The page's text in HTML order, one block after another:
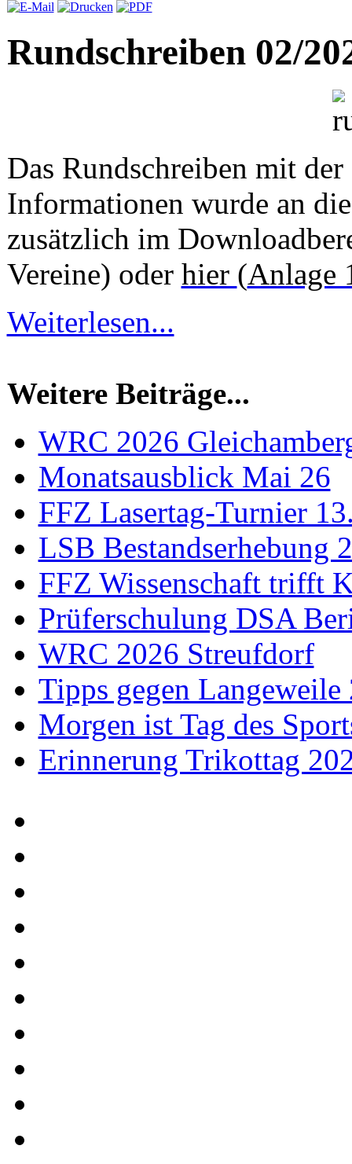
Rundschreiben 02/
Das Rundschreiben mit
Informationen wurde an
zusätzlich im
Vereine) oder hier (Anlage
Weiterlesen...
Weitere Beiträge...
WRC 2026
Monatsausblick Mai 26
FFZ Lasertag-Turnier
LSB Bestandserhebung
FFZ Wissenschaft trifft
Prüferschulung DSA
WRC 2026 Streufdorf
Tipps gegen
Morgen ist Tag des
Erinnerung Trikottag